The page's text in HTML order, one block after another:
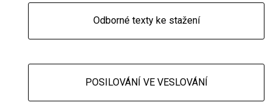
Odborné texty ke stažení
POSILOVÁNÍ VE VESLOVÁNÍ